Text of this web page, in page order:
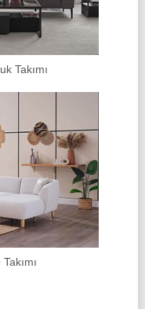
Takımı